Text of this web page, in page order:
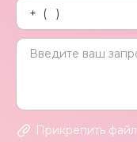
Прикрепить файл